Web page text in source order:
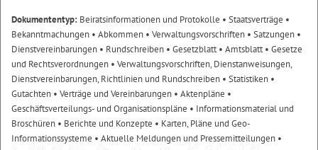
Dokumententyp: Beiratsinformationen und Protokolle • Staatsverträge •
Bekanntmachungen • Abkommen • Verwaltungsvorschriften • Satzungen •
Dienstvereinbarungen • Rundschreiben • Gesetzblatt• Amtsblatt• Gesetze
und Rechtsverordnungen • Verwaltungsvorschriften, Dienstanweisungen,
Dienstvereinbarungen, Richtlinien und Rundschreiben • Statistiken •
Gutachten • Verträge und Vereinbarungen • Aktenpläne •
Geschäftsverteilungs- und Organisationspläne • Informationsmaterial und
Broschüren • Berichte und Konzepte • Karten, Pläne und Geo-
Informationssysteme • Aktuelle Meldungen und Pressemitteilungen •